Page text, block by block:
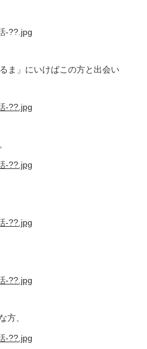
ま」にいけばこの方と出会い
方、